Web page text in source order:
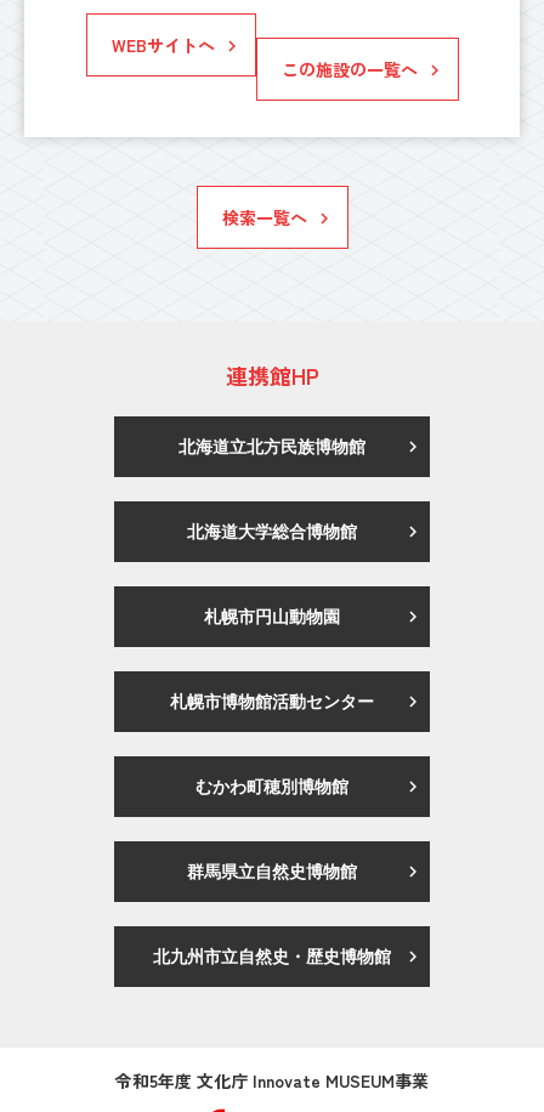
WEBサイトへ
この施設の一覧へ
検索一覧へ
連携館HP
北海道立北方民族博物館
北海道大学総合博物館
札幌市円山動物園
札幌市博物館活動センター
むかわ町穂別博物館
群馬県立自然史博物館
北九州市立自然史・歴史博物館
令和5年度 文化庁 Innovate MUSEUM事業